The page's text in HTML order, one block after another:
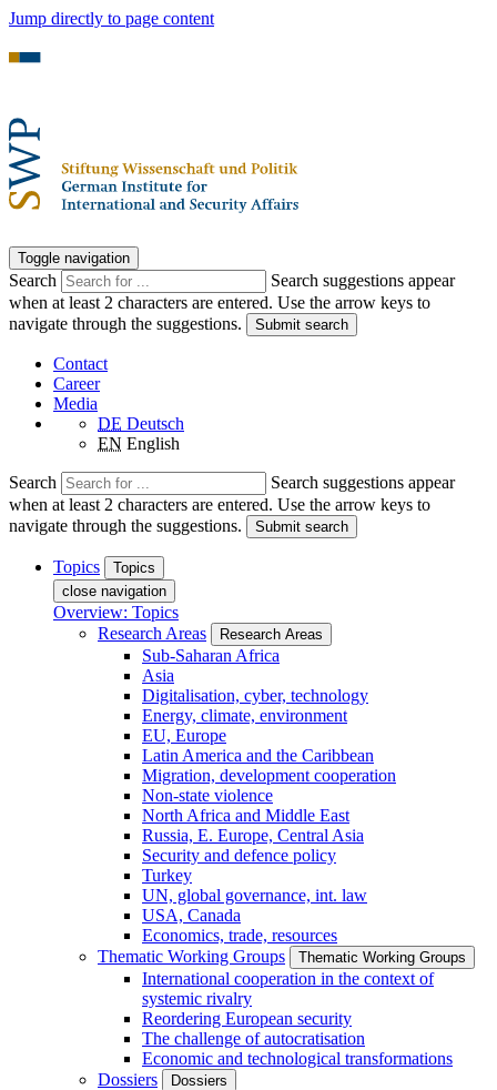
Jump directly to page content
Toggle navigation
Search
Search suggestions appear
when at least 2 characters are entered. Use the arrow keys to
navigate through the suggestions.
Submit search
Contact
Career
Media
DE Deutsch
EN English
Search
Search suggestions appear
when at least 2 characters are entered. Use the arrow keys to
navigate through the suggestions.
Submit search
Topics
Topics
close navigation
Overview: Topics
Research Areas
Research Areas
Sub-Saharan Africa
Asia
Digitalisation, cyber, technology
Energy, climate, environment
EU, Europe
Latin America and the Caribbean
Migration, development cooperation
Non-state violence
North Africa and Middle East
Russia, E. Europe, Central Asia
Security and defence policy
Turkey
UN, global governance, int. law
USA, Canada
Economics, trade, resources
Thematic Working Groups
Thematic Working Groups
International cooperation in the context of
systemic rivalry
Reordering European security
The challenge of autocratisation
Economic and technological transformations
Dossiers
Dossiers